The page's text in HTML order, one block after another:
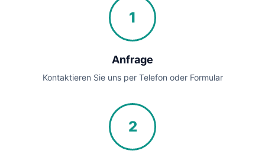
1
Anfrage
Kontaktieren Sie uns per Telefon oder Formular
2